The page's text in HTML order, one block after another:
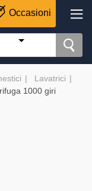
Occasioni
Lavatrici
1000 giri